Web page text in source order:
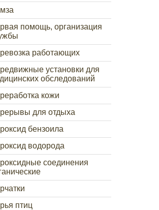
помощь, организация
работающих
установки для
обследований
кожи
для отдыха
бензоила
водорода
соединения
птиц